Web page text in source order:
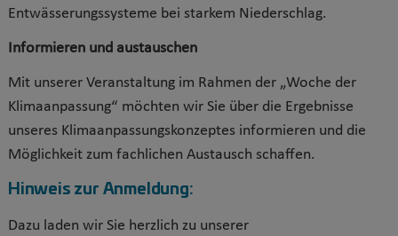
Entwässerungssysteme bei starkem Niederschlag.
Informieren und austauschen
Mit unserer Veranstaltung im Rahmen der „Woche der
Klimaanpassung“ möchten wir Sie über die Ergebnisse
unseres Klimaanpassungskonzeptes informieren und die
Möglichkeit zum fachlichen Austausch schaffen.
Hinweis zur Anmeldung:
Dazu laden wir Sie herzlich zu unserer